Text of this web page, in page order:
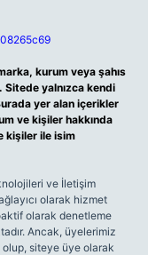
kurum veya şahıs
Sitede yalnızca kendi
yer alan içerikler
ve kişiler hakkında
kişiler ile isim
ve İletişim
olarak hizmet
olarak denetleme
Ancak, üyelerimiz
olup, siteye üye olarak